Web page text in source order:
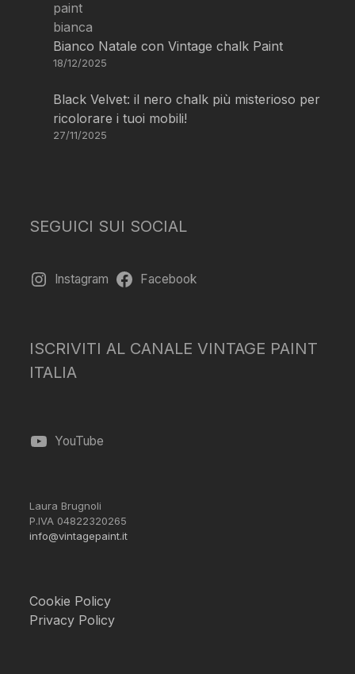
Bianco Natale con Vintage chalk Paint
18/12/2025
Black Velvet: il nero chalk più misterioso per
ricolorare i tuoi mobili!
27/11/2025
SEGUICI SUI SOCIAL
Instagram Facebook
ISCRIVITI AL CANALE VINTAGE PAINT
ITALIA
YouTube
Laura Brugnoli
P.IVA 04822320265
info@vintagepaint.it
Cookie Policy
Privacy Policy